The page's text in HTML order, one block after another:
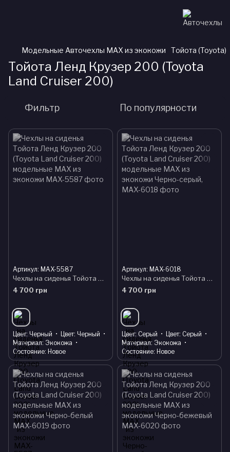
Модельные Авточехлы MAX из экокожи Тойота (Toyota)
Тойота Ленд Крузер 200 (Toyota
Land Cruiser 200)
Фильтр По популярности
Артикул: MAX-5587
Чехлы на сиденья Тойота Ленд Крузер 200 (Toyota Land Cruiser 200) модельные MAX из экокожи
4 700 грн
Цвет Черный Цвет Черный
Материал Экокожа
Состояние Новое
Артикул: MAX-6018
Чехлы на сиденья Тойота Ленд Крузер 200 (Toyota Land Cruiser 200) модельные MAX из экокожи Черно-серый,
4 700 грн
Цвет Серый Цвет Серый
Материал Экокожа
Состояние Новое